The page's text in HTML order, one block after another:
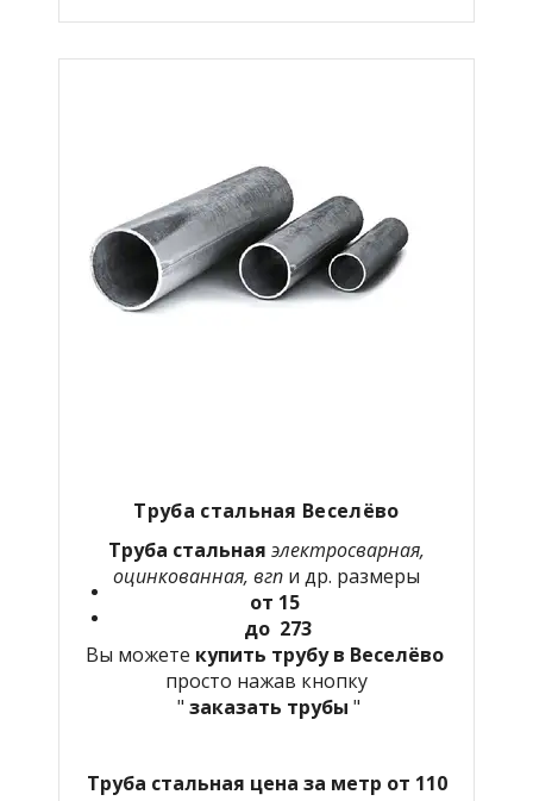
Труба стальная Веселёво
Труба стальная электросварная,
оцинкованная, вгп и др. размеры
от 15
до 273
Вы можете купить трубу в Веселёво
просто нажав кнопку
" заказать трубы "
Труба стальная цена за метр от 110